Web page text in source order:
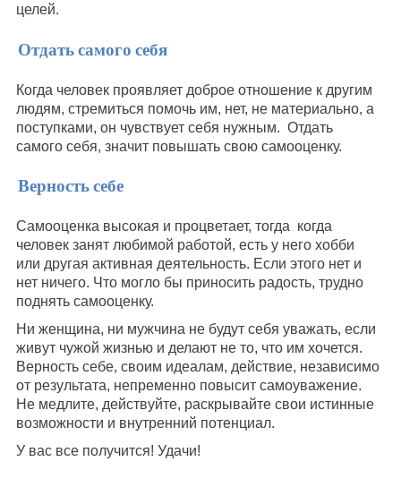
целей.
Отдать самого себя
Когда человек проявляет доброе отношение к другим
людям, стремиться помочь им, нет, не материально, а
поступками, он чувствует себя нужным. Отдать
самого себя, значит повышать свою самооценку.
Верность себе
Самооценка высокая и процветает, тогда когда
человек занят любимой работой, есть у него хобби
или другая активная деятельность. Если этого нет и
нет ничего. Что могло бы приносить радость, трудно
поднять самооценку.
Ни женщина, ни мужчина не будут себя уважать, если
живут чужой жизнью и делают не то, что им хочется.
Верность себе, своим идеалам, действие, независимо
от результата, непременно повысит самоуважение.
Не медлите, действуйте, раскрывайте свои истинные
возможности и внутренний потенциал.
У вас все получится! Удачи!